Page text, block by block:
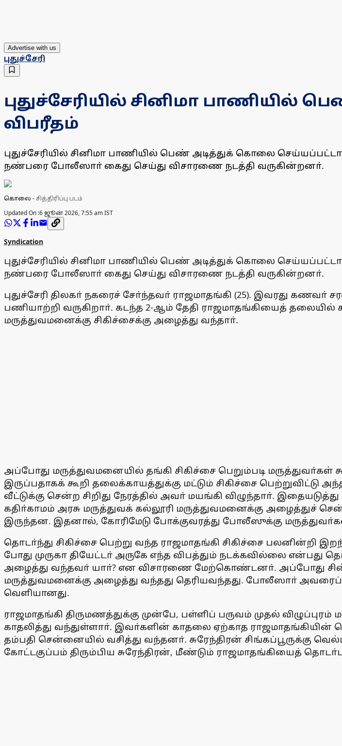
Advertise with us
புதுச்சேரி
புதுச்சேரியில் சினிமா
விபரீதம்
புதுச்சேரியில் சினிமா பாணியில் பெண் அடித்துக் கொலை
நண்பரை போலீஸாா் கைது செய்து விசாரணை நடத்தி வருகின்றனா்.
கொலை - சித்திரிப்பு படம்
Updated On :6 ஜூன் 2026, 7:55 am IST
Syndication
புதுச்சேரியில் சினிமா பாணியில் பெண் அடித்துக் கொலை
நண்பரை போலீஸாா் கைது செய்து விசாரணை நடத்தி வருகின்றனா்.
புதுச்சேரி திலகா் நகரைச் சோ்ந்தவா் ராஜமாதங்கி (25). இவரது
பணியாற்றி வருகிறாா். கடந்த 2-ஆம் தேதி ராஜமாதங்கியைத் தலையில்
மருத்துவமனைக்கு சிகிச்சைக்கு அழைத்து வந்தாா்.
அப்போது மருத்துவமனையில் தங்கி சிகிச்சை பெறும்படி
இருப்பதாகக் கூறி தலைக்காயத்துக்கு மட்டும் சிகிச்சை பெற்றுவிட்டு
வீட்டுக்கு சென்ற சிறிது நேரத்தில் அவா் மயங்கி விழுந்தாா்.
கதிா்காமம் அரசு மருத்துவக் கல்லூரி மருத்துவமனைக்கு அழைத்துச்
இருந்தன. இதனால், கோரிமேடு போக்குவரத்து போலீஸுக்கு
தொடா்ந்து சிகிச்சை பெற்று வந்த ராஜமாதங்கி சிகிச்சை பலனின்றி
போது முருகா தியேட்டா் அருகே எந்த விபத்தும் நடக்கவில்லை
அழைத்து வந்தவா் யாா்? என விசாரணை மேற்கொண்டனா். அப்போது
மருத்துவமனைக்கு அழைத்து வந்தது தெரியவந்தது. போலீஸாா் அவரைப்
வெளியானது.
ராஜமாதங்கி திருமணத்துக்கு முன்பே, பள்ளிப் பருவம் முதல்
காதலித்து வந்துள்ளாா். இவா்களின் காதலை ஏற்காத
தம்பதி சென்னையில் வசித்து வந்தனா். சுரேந்திரன் சிங்கப்பூருக்கு
கோட்டகுப்பம் திரும்பிய சுரேந்திரன், மீண்டும் ராஜமாதங்கியைத்